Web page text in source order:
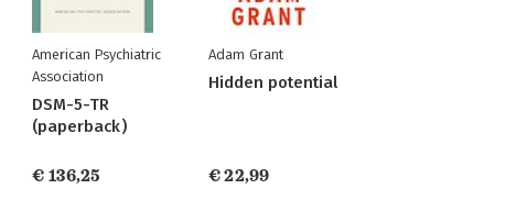
American Psychiatric
Association
DSM-5-TR
(paperback)
€ 136,25
Adam Grant
Hidden potential
€ 22,99